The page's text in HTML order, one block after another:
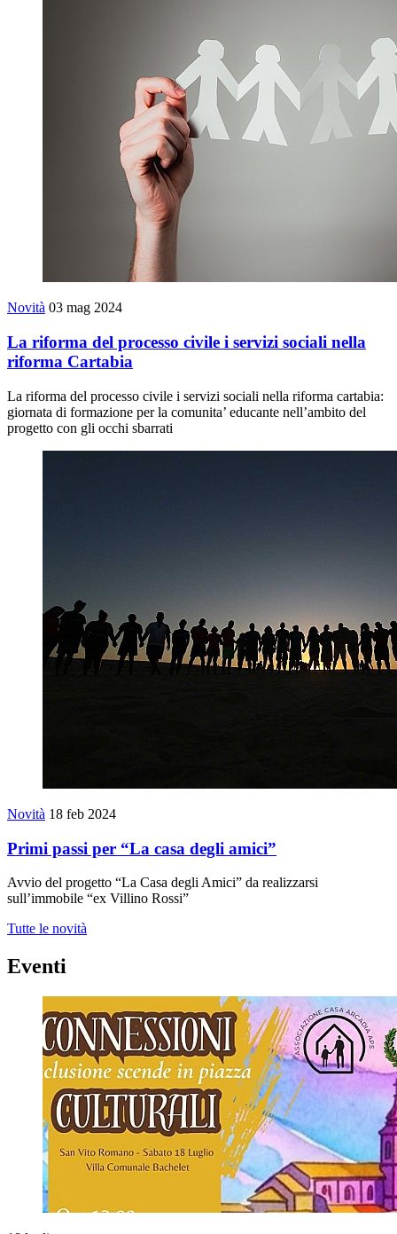
Novità 03 mag 2024
La riforma del processo civile i servizi sociali nella
riforma Cartabia
La riforma del processo civile i servizi sociali nella riforma cartabia:
giornata di formazione per la comunita’ educante nell’ambito del
progetto con gli occhi sbarrati
Novità 18 feb 2024
Primi passi per “La casa degli amici”
Avvio del progetto “La Casa degli Amici” da realizzarsi
sull’immobile “ex Villino Rossi”
Tutte le novità
Eventi